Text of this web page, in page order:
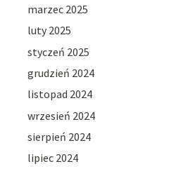
marzec 2025
luty 2025
styczeń 2025
grudzień 2024
listopad 2024
wrzesień 2024
sierpień 2024
lipiec 2024